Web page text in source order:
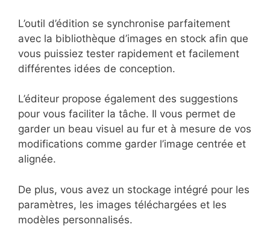
L’outil d’édition se synchronise parfaitement
avec la bibliothèque d’images en stock afin que
vous puissiez tester rapidement et facilement
différentes idées de conception.
L’éditeur propose également des suggestions
pour vous faciliter la tâche. Il vous permet de
garder un beau visuel au fur et à mesure de vos
modifications comme garder l’image centrée et
alignée.
De plus, vous avez un stockage intégré pour les
paramètres, les images téléchargées et les
modèles personnalisés.